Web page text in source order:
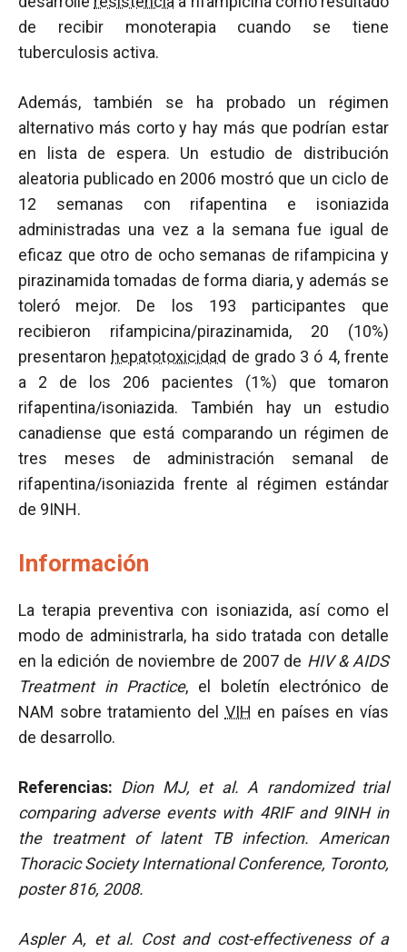
de recibir monoterapia cuando se tiene
tuberculosis activa.
Además, también se ha probado un régimen
alternativo más corto y hay más que podrían estar
en lista de espera. Un estudio de distribución
aleatoria publicado en 2006 mostró que un ciclo de
12 semanas con rifapentina e isoniazida
administradas una vez a la semana fue igual de
eficaz que otro de ocho semanas de rifampicina y
pirazinamida tomadas de forma diaria, y además se
toleró mejor. De los 193 participantes que
recibieron rifampicina/pirazinamida, 20 (10%)
presentaron hepatotoxicidad de grado 3 ó 4, frente
a 2 de los 206 pacientes (1%) que tomaron
rifapentina/isoniazida. También hay un estudio
canadiense que está comparando un régimen de
tres meses de administración semanal de
rifapentina/isoniazida frente al régimen estándar
de 9INH.
Información
La terapia preventiva con isoniazida, así como el
modo de administrarla, ha sido tratada con detalle
en la edición de noviembre de 2007 de HIV & AIDS
Treatment in Practice, el boletín electrónico de
NAM sobre tratamiento del VIH en países en vías
de desarrollo.
Referencias: Dion MJ, et al. A randomized trial
comparing adverse events with 4RIF and 9INH in
the treatment of latent TB infection. American
Thoracic Society International Conference, Toronto,
poster 816, 2008.
Aspler A, et al. Cost and cost-effectiveness of a